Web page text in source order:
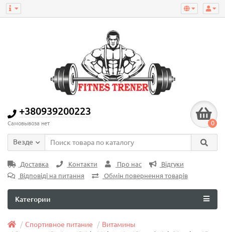
+380939200223
Самовывоза нет 0
Везде
Доставка Контакти Про нас
Відгуки
Відповіді на питання
Обмін повернення товарів
Категории
Спортивное питание
Витамины